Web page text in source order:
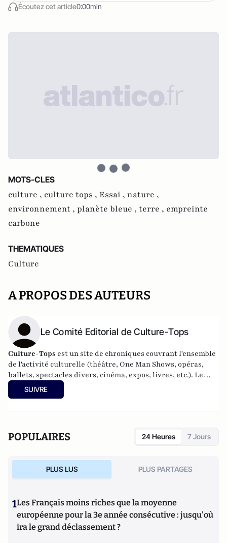
Écoutez cet article0:00min
MOTS-CLES
culture , culture tops , Essai , nature ,
environnement , planète bleue , terre , empreinte
carbone
THEMATIQUES
Culture
A PROPOS DES AUTEURS
Le Comité Editorial de Culture-Tops
Culture-Tops est un site de chroniques couvrant l'ensemble
de l'activité culturelle (théâtre, One Man Shows, opéras,
ballets, spectacles divers, cinéma, expos, livres, etc.). Le
Comité Editorial en charge de ces chroniques spécifiques
est composé d'Hélène Renard, Marie de Benoist, Anne
SUIVRE
POPULAIRES 24 Heures 7 Jours
PLUS LUS PLUS PARTAGES
1Les Français moins riches que la moyenne
européenne pour la 3e année consécutive : jusqu'où
ira le grand déclassement ?